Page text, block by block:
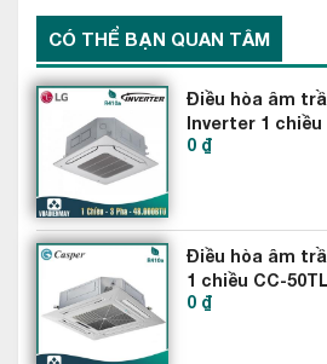
Tùy theo nhiệt độ phòng , điều hòa
chiều FDT140VG/FDC140VNA có thể
CÓ THỂ BẠN QUAN TÂM
Điều hòa âm
Inverter 1 chiều
MCGW0
0 ₫
Điều hòa âm
1 chiều CC-
0 ₫